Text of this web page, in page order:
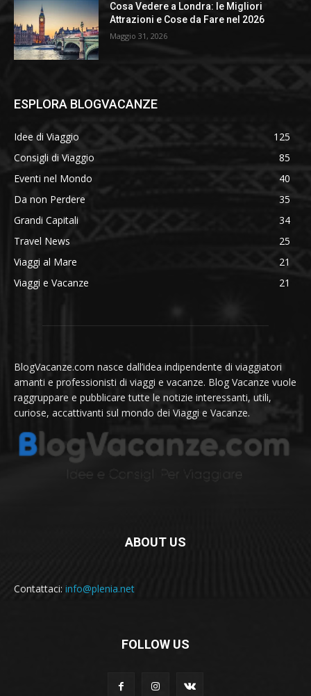
Cosa Vedere a Londra: le Migliori
Attrazioni e Cose da Fare nel 2026
Maggio 31, 2026
ESPLORA BLOGVACANZE
Idee di Viaggio
125
Consigli di Viaggio
85
Eventi nel Mondo
40
Da non Perdere
35
Grandi Capitali
34
Travel News
25
Viaggi al Mare
21
Viaggi e Vacanze
21
BlogVacanze.com nasce dall’idea indipendente di viaggiatori
amanti e professionisti di viaggi e vacanze. Blog Vacanze vuole
raggruppare e pubblicare tutte le notizie interessanti, utili,
curiose, accattivanti sul mondo dei Viaggi e Vacanze.
ABOUT US
Contattaci: info@plenia.net
FOLLOW US